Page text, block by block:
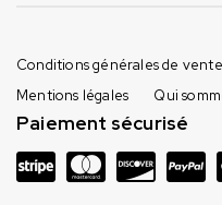
Conditions générales de vente
Mentions légales
Qui
Paiement sécurisé